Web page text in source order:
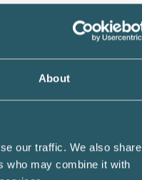
About
our traffic. We also share
who may combine it with
en
ger
fick
den
lika
mina